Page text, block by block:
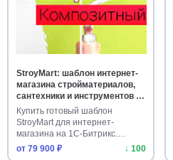
StroyMart: шаблон интернет-
магазина стройматериалов,
сантехники и инструментов на
1С-Битрикс
Купить готовый шаблон
StroyMart для интернет-
магазина на 1С-Битрикс.
Строительны…
от 79 900 ₽ ↓ 100